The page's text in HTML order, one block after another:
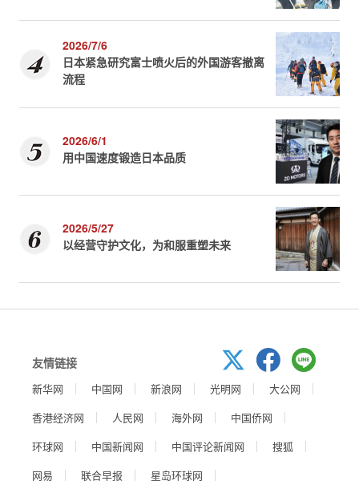
2026/7/6
日本紧急研究富士喷火后的外国游客撤离
流程
2026/6/1
用中国速度锻造日本品质
2026/5/27
以经营守护文化，为和服重塑未来
友情链接
新华网 中国网 新浪网 光明网
大公网
香港经济网
人民网 海外网
中国侨网
环球网
中国新闻网 中国评论新闻网
搜狐
网易
联合早报
星岛环球网